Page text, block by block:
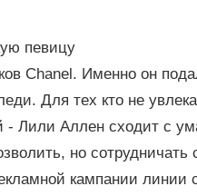
певицу
Chanel. Именно он
Для тех кто не
Лили Аллен сходит с
но сотрудничать
кампании линии